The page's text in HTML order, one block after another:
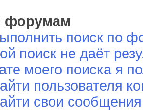
форумам
поиск по
поиск не даёт
моего поиска я
пользователя
свои